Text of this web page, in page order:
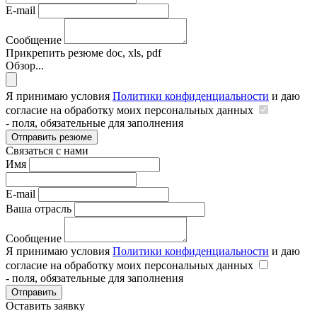
E-mail
Сообщение
Прикрепить резюме doc, xls, pdf
Обзор...
Я принимаю условия Политики конфиденциальности и даю
согласие на обработку моих персональных данных
- поля, обязательные для заполнения
Отправить резюме
Связаться с нами
Имя
E-mail
Ваша отрасль
Сообщение
Я принимаю условия Политики конфиденциальности и даю
согласие на обработку моих персональных данных
- поля, обязательные для заполнения
Отправить
Оставить заявку